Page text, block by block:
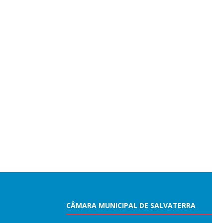
CÂMARA MUNICIPAL DE SALVATERRA